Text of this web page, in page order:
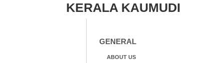
KERALA KAUMUDI
GENERAL
ABOUT US